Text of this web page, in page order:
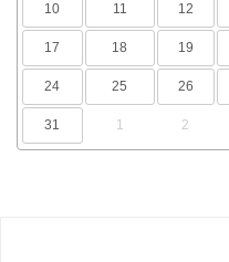
10 11 12
17 18 19
24 25 26
31 1 2